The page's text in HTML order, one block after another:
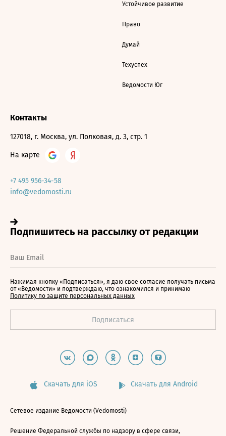
Устойчивое развитие
Право
Думай
Техуспех
Ведомости Юг
Контакты
127018, г. Москва, ул. Полковая, д. 3, стр. 1
На карте
+7 495 956-34-58
info@vedomosti.ru
Нажимая кнопку «Подписаться», я даю свое согласие получать письма
от «Ведомости» и подтверждаю, что ознакомился и принимаю
Политику по защите персональных данных
Скачать для iOS Скачать для Android
Сетевое издание Ведомости (Vedomosti)
Решение Федеральной службы по надзору в сфере связи,